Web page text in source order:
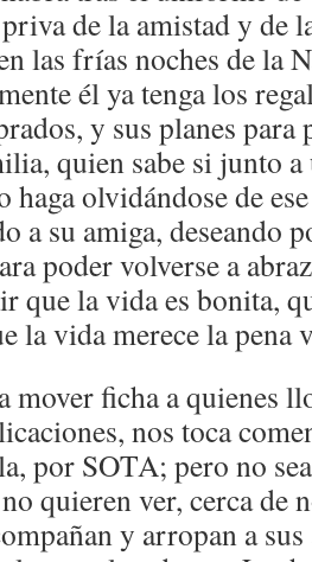
de la amistad y de
las frías noches de la
él ya tenga los
y sus planes para
quien sabe si junto
haga olvidándose de
a su amiga, deseando
poder volverse a
que la vida es bonita,
la vida merece la pena
mover ficha a quienes
nos toca
por SOTA; pero no
quieren ver, cerca de
y arropan a